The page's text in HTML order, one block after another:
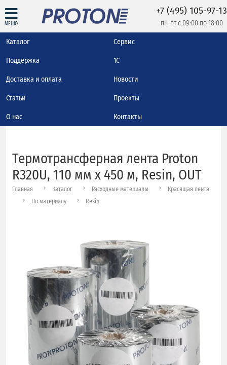
МЕНЮ
+7 (495) 105-97-13
пн-пт с 09:00 по 18:00
Каталог Сервис
Поддержка 1С
Доставка и оплата Новости
Статьи Проекты
О нас Контакты
Термотрансферная лента Proton
R320U, 110 мм х 450 м, Resin, OUT
Главная Каталог Расходные материалы
Красящая лента
По материалу
Resin